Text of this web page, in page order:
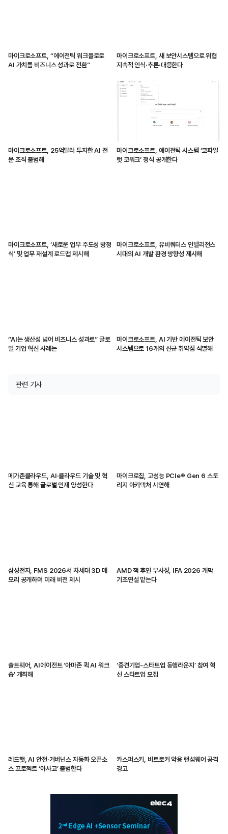
마이크로소프트, “에이전틱 워크플로로
AI 가치를 비즈니스 성과로 전환”
마이크로소프트, 새 보안시스템으로 위협
지속적 인식·추론·대응한다
마이크로소프트, 25억달러 투자한 AI 전
문 조직 출범해
마이크로소프트, 에이전틱 시스템 ‘코파일
럿 코워크’ 정식 공개한다
마이크로소프트, ‘새로운 업무 주도성 방정
식’ 및 업무 재설계 로드맵 제시해
마이크로소프트, 유비쿼터스 인텔리전스
시대의 AI 개발 환경 방향성 제시해
“AI는 생산성 넘어 비즈니스 성과로” 글로
벌 기업 혁신 사례는
마이크로소프트, AI 기반 에이전틱 보안
시스템으로 16개의 신규 취약점 식별해
관련 기사
메가존클라우드, AI·클라우드 기술 및 혁
신 교육 통해 글로벌 인재 양성한다
마이크로칩, 고성능 PCIe® Gen 6 스토
리지 아키텍처 시연해
삼성전자, FMS 2026서 차세대 3D 메
모리 공개하며 미래 비전 제시
AMD 잭 후인 부사장, IFA 2026 개막
기조연설 맡는다
솔트웨어, AI에이전트 ‘아마존 퀵 AI 워크
숍’ 개최해
‘중견기업-스타트업 동행라운지’ 참여 혁
신 스타트업 모집
레드햇, AI 안전·거버넌스 자동화 오픈소
스 프로젝트 ‘아사고’ 출범한다
카스퍼스키, 비트로커 악용 랜섬웨어 공격
경고